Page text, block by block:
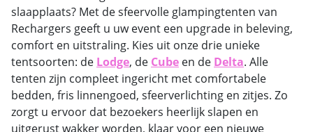
slaapplaats? Met de sfeervolle glampingtenten van
Rechargers geeft u uw event een upgrade in beleving,
comfort en uitstraling. Kies uit onze drie unieke
tentsoorten: de Lodge, de Cube en de Delta. Alle
tenten zijn compleet ingericht met comfortabele
bedden, fris linnengoed, sfeerverlichting en zitjes. Zo
zorgt u ervoor dat bezoekers heerlijk slapen en
uitgerust wakker worden, klaar voor een nieuwe